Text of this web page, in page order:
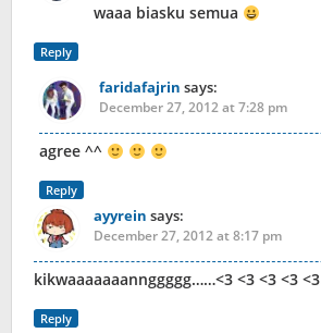
waaa biasku semua
Reply
faridafajrin says:
December 27, 2012 at 7:28 pm
agree ^^
Reply
ayyrein says:
December 27, 2012 at 8:17 pm
kikwaaaaaaannggggg……<3 <3 <3 <3 <3
Reply